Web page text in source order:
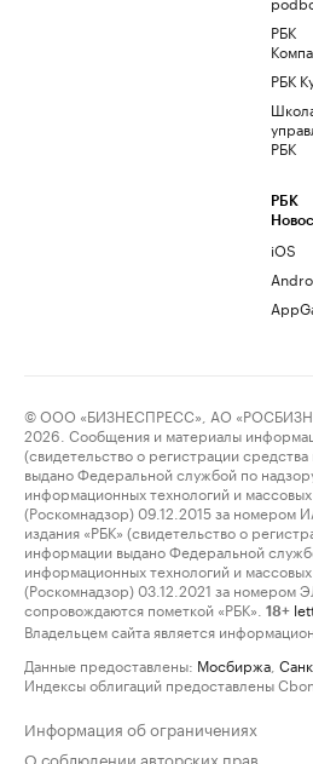
РБК
РБК
РБК
РБК
iOS
© ООО «БИЗНЕСПРЕСС», АО
2026. Сообщения и материалы
(свидетельство о регистрации
выдано Федеральной службой по
информационных технологий и
(Роскомнадзор) 09.12.2015 за номером
издания «РБК» (свидетельство о
информации выдано Федеральной
информационных технологий и
(Роскомнадзор) 03.12.2021 за номером
сопровождаются пометкой «РБК».
18+
Владельцем сайта является
Данные предоставлены: Мосбиржа
Индексы облигаций предоставлены
Информация об ограничениях
О соблюдении авторских прав